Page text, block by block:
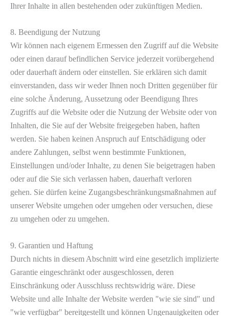
Ihrer Inhalte in allen bestehenden oder zukünftigen Medien.
8. Beendigung der Nutzung
Wir können nach eigenem Ermessen den Zugriff auf die Website
oder einen darauf befindlichen Service jederzeit vorübergehend
oder dauerhaft ändern oder einstellen. Sie erklären sich damit
einverstanden, dass wir weder Ihnen noch Dritten gegenüber für
eine solche Änderung, Aussetzung oder Beendigung Ihres
Zugriffs auf die Website oder die Nutzung der Website oder von
Inhalten, die Sie auf der Website freigegeben haben, haften
werden. Sie haben keinen Anspruch auf Entschädigung oder
andere Zahlungen, selbst wenn bestimmte Funktionen,
Einstellungen und/oder Inhalte, zu denen Sie beigetragen haben
oder auf die Sie sich verlassen haben, dauerhaft verloren
gehen. Sie dürfen keine Zugangsbeschränkungsmaßnahmen auf
unserer Website umgehen oder umgehen oder versuchen, diese
zu umgehen oder zu umgehen.
9. Garantien und Haftung
Durch nichts in diesem Abschnitt wird eine gesetzlich implizierte
Garantie eingeschränkt oder ausgeschlossen, deren
Einschränkung oder Ausschluss rechtswidrig wäre. Diese
Website und alle Inhalte der Website werden "wie sie sind" und
"wie verfügbar" bereitgestellt und können Ungenauigkeiten oder